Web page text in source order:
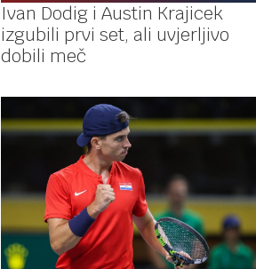
Ivan Dodig i Austin Krajicek
izgubili prvi set, ali uvjerljivo
dobili meč